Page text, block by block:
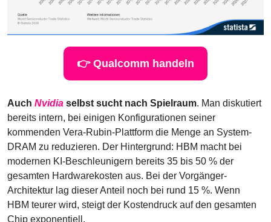
👉 Qualcomm handeln
Auch Nvidia selbst sucht nach Spielraum. Man diskutiert
bereits intern, bei einigen Konfigurationen seiner
kommenden Vera-Rubin-Plattform die Menge an System-
DRAM zu reduzieren. Der Hintergrund: HBM macht bei
modernen KI-Beschleunigern bereits 35 bis 50 % der
gesamten Hardwarekosten aus. Bei der Vorgänger-
Architektur lag dieser Anteil noch bei rund 15 %. Wenn
HBM teurer wird, steigt der Kostendruck auf den gesamten
Chip exponentiell.